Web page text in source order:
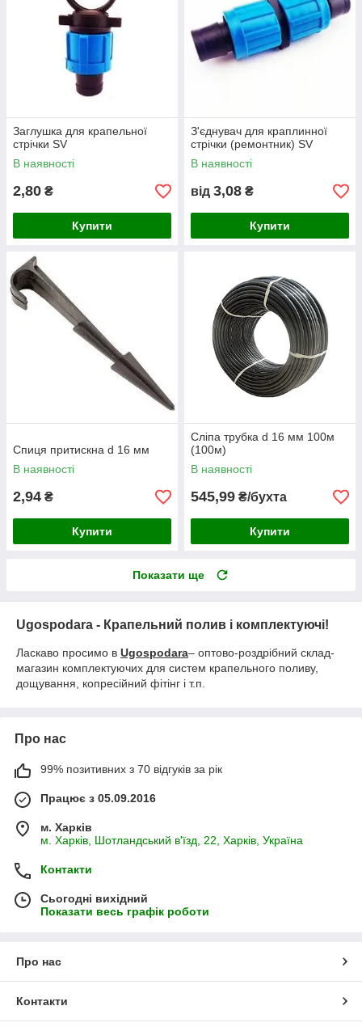
Заглушка для крапельної
стрічки SV
В наявності
2,80 ₴
Купити
З'єднувач для краплинної
стрічки (ремонтник) SV
В наявності
від 3,08 ₴
Купити
Спиця притискна d 16 мм
В наявності
2,94 ₴
Купити
Сліпа трубка d 16 мм 100м
(100м)
В наявності
545,99 ₴/бухта
Купити
Показати ще
Ugospodara - Крапельний полив і комплектуючі!
Ласкаво просимо в Ugospodara– оптово-роздрібний склад-
магазин комплектуючих для систем крапельного поливу,
дощування, копресійний фітінг і т.п.
Про нас
99% позитивних з 70 відгуків за рік
Працює з 05.09.2016
м. Харків
м. Харків, Шотландський в'їзд, 22, Харків, Україна
Контакти
Сьогодні вихідний
Показати весь графік роботи
Про нас
Контакти